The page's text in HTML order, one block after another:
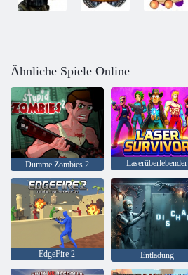
Ähnliche Spiele Online
Dumme Zombies 2 Laserüberlebender
EdgeFire 2 Entladung